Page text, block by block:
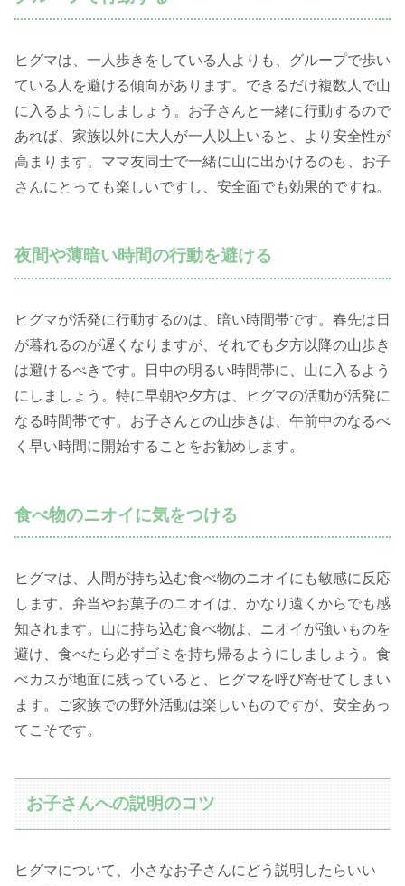
ヒグマは、一人歩きをしている人よりも、グループで歩い
ている人を避ける傾向があります。できるだけ複数人で山
に入るようにしましょう。お子さんと一緒に行動するので
あれば、家族以外に大人が一人以上いると、より安全性が
高まります。ママ友同士で一緒に山に出かけるのも、お子
さんにとっても楽しいですし、安全面でも効果的ですね。
夜間や薄暗い時間の行動を避ける
ヒグマが活発に行動するのは、暗い時間帯です。春先は日
が暮れるのが遅くなりますが、それでも夕方以降の山歩き
は避けるべきです。日中の明るい時間帯に、山に入るよう
にしましょう。特に早朝や夕方は、ヒグマの活動が活発に
なる時間帯です。お子さんとの山歩きは、午前中のなるべ
く早い時間に開始することをお勧めします。
食べ物のニオイに気をつける
ヒグマは、人間が持ち込む食べ物のニオイにも敏感に反応
します。弁当やお菓子のニオイは、かなり遠くからでも感
知されます。山に持ち込む食べ物は、ニオイが強いものを
避け、食べたら必ずゴミを持ち帰るようにしましょう。食
べカスが地面に残っていると、ヒグマを呼び寄せてしまい
ます。ご家族での野外活動は楽しいものですが、安全あっ
てこそです。
お子さんへの説明のコツ
ヒグマについて、小さなお子さんにどう説明したらいい